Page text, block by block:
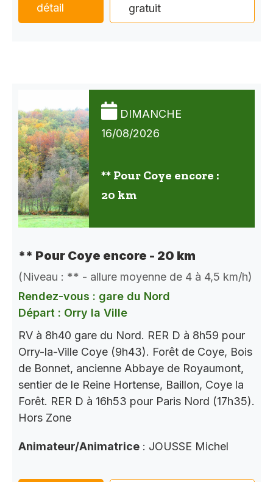
détail
gratuit
DIMANCHE
16/08/2026
** Pour Coye encore :
20 km
** Pour Coye encore - 20 km
(Niveau : ** - allure moyenne de 4 à 4,5 km/h)
Rendez-vous : gare du Nord
Départ : Orry la Ville
RV à 8h40 gare du Nord. RER D à 8h59 pour
Orry-la-Ville Coye (9h43). Forêt de Coye, Bois
de Bonnet, ancienne Abbaye de Royaumont,
sentier de le Reine Hortense, Baillon, Coye la
Forêt. RER D à 16h53 pour Paris Nord (17h35).
Hors Zone
Animateur/Animatrice : JOUSSE Michel